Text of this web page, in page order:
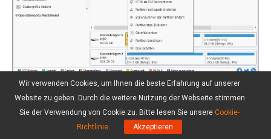
In MiniTool Partition Wizard
Wir verwenden Cookies, um Ihnen die beste Erfahrung auf unserer
Website zu geben. Durch die weitere Nutzung der Webseite stimmen
Sie der Verwendung von Cookie zu. Bitte lesen Sie unsere Cookie-
Richtlinie. Akzeptieren